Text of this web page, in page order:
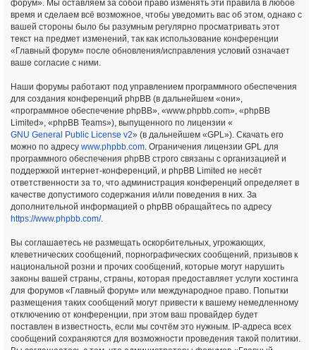
форум». Мы оставляем за собой право изменять эти правила в любое
время и сделаем всё возможное, чтобы уведомить вас об этом, однако с
вашей стороны было бы разумным регулярно просматривать этот
текст на предмет изменений, так как использование конференции
«Главный форум» после обновления/исправления условий означает
ваше согласие с ними.
Наши форумы работают под управлением программного обеспечения
для создания конференций phpBB (в дальнейшем «они»,
«программное обеспечение phpBB», «www.phpbb.com», «phpBB
Limited», «phpBB Teams»), выпущенного по лицензии «
GNU General Public License v2» (в дальнейшем «GPL»). Скачать его
можно по адресу www.phpbb.com. Ограничения лицензии GPL для
программного обеспечения phpBB строго связаны с организацией и
поддержкой интернет-конференций, и phpBB Limited не несёт
ответственности за то, что администрация конференций определяет в
качестве допустимого содержания и/или поведения в них. За
дополнительной информацией о phpBB обращайтесь по адресу
https://www.phpbb.com/.
Вы соглашаетесь не размещать оскорбительных, угрожающих,
клеветнических сообщений, порнографических сообщений, призывов к
национальной розни и прочих сообщений, которые могут нарушить
законы вашей страны, страны, которая предоставляет услуги хостинга
для форумов «Главный форум» или международное право. Попытки
размещения таких сообщений могут привести к вашему немедленному
отключению от конференции, при этом ваш провайдер будет
поставлен в известность, если мы сочтём это нужным. IP-адреса всех
сообщений сохраняются для возможности проведения такой политики.